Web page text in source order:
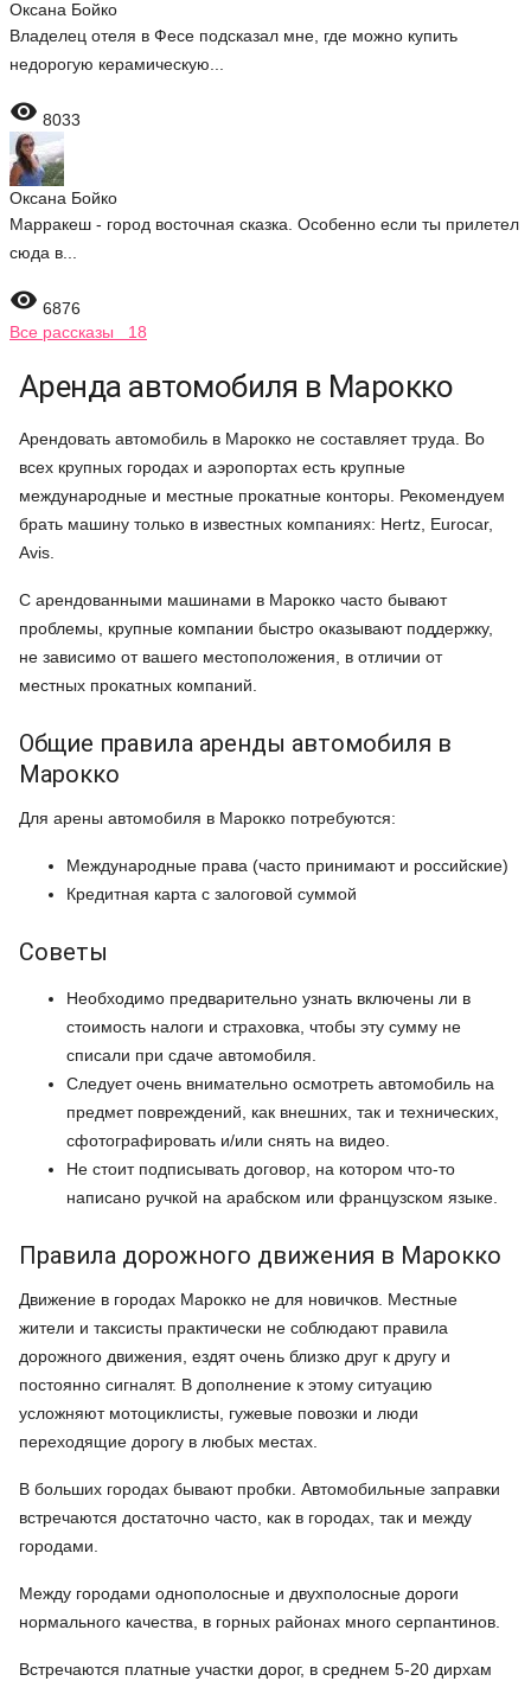
Оксана Бойко
Владелец отеля в Фесе подсказал мне, где можно купить
недорогую керамическую...
 8033
Оксана Бойко
Марракеш - город восточная сказка. Особенно если ты прилетел
сюда в...
 6876
Все рассказы 18
Аренда автомобиля в Марокко
Арендовать автомобиль в Марокко не составляет труда. Во
всех крупных городах и аэропортах есть крупные
международные и местные прокатные конторы. Рекомендуем
брать машину только в известных компаниях: Hertz, Eurocar,
Avis.
С арендованными машинами в Марокко часто бывают
проблемы, крупные компании быстро оказывают поддержку,
не зависимо от вашего местоположения, в отличии от
местных прокатных компаний.
Общие правила аренды автомобиля в
Марокко
Для арены автомобиля в Марокко потребуются:
Международные права (часто принимают и российские)
Кредитная карта с залоговой суммой
Советы
Необходимо предварительно узнать включены ли в
стоимость налоги и страховка, чтобы эту сумму не
списали при сдаче автомобиля.
Следует очень внимательно осмотреть автомобиль на
предмет повреждений, как внешних, так и технических,
сфотографировать и/или снять на видео.
Не стоит подписывать договор, на котором что-то
написано ручкой на арабском или французском языке.
Правила дорожного движения в Марокко
Движение в городах Марокко не для новичков. Местные
жители и таксисты практически не соблюдают правила
дорожного движения, ездят очень близко друг к другу и
постоянно сигналят. В дополнение к этому ситуацию
усложняют мотоциклисты, гужевые повозки и люди
переходящие дорогу в любых местах.
В больших городах бывают пробки. Автомобильные заправки
встречаются достаточно часто, как в городах, так и между
городами.
Между городами однополосные и двухполосные дороги
нормального качества, в горных районах много серпантинов.
Встречаются платные участки дорог, в среднем 5-20 дирхам